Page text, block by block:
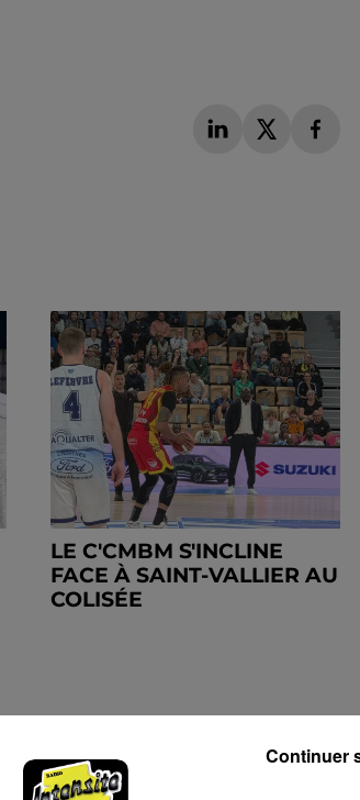
LE C'CMBM S'INCLINE
FACE À SAINT-VALLIER AU
COLISÉE
Continuer